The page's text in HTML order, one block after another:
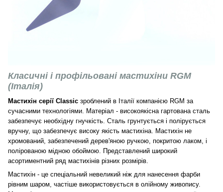
Класичні і профільовані мастихіни RGM
(Італія)
Мастихін серії Classic зроблений в Італії компанією RGM за
сучасними технологіями. Матеріал - високоякісна гартована сталь
забезпечує необхідну гнучкість. Сталь грунтується і полірується
вручну, що забезпечує високу якість мастихіна. Мастихін не
хромований, забезпечений дерев'яною ручкою, покритою лаком, і
полірованою мідною обоймою. Представлений широкий
асортиментний ряд мастихінів різних розмірів.
Мастихін - це спеціальний невеликий ніж для нанесення фарби
рівним шаром, частіше використовується в олійному живопису.